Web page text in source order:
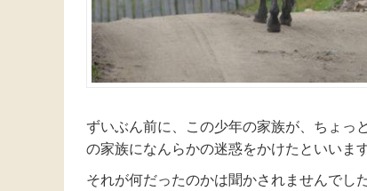
ずいぶん前に、この少年の家族が、ちょっ
の家族になんらかの迷惑をかけたといいます
それが何だったのかは聞かされませんでし